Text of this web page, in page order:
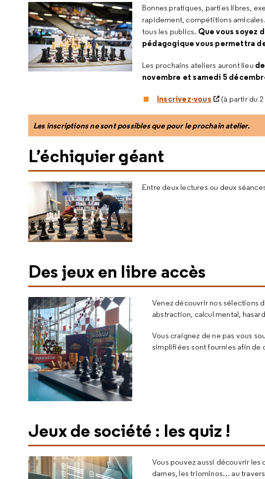
Bonnes pratiques, parties libres,
rapidement, compétitions
tous les publics. Que vous soyez
pédagogique vous permettra
Les prochains ateliers auront lieu
novembre et samedi 5
Inscrivez-vous (à partir du 2
Les inscriptions ne sont possibles que pour le prochain atelier.
L’échiquier géant
Entre deux lectures ou deux
Des jeux en libre accès
Venez découvrir nos sélections
abstraction, calcul mental,
Vous craignez de ne pas vous
simplifiées sont fournies afin
Jeux de société : les quiz !
Vous pouvez aussi découvrir
dames, les triominos… au